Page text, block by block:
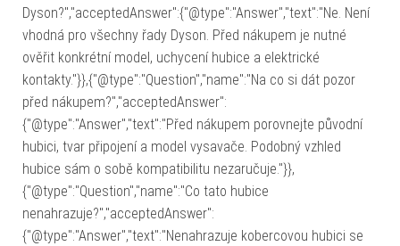
Dyson?","acceptedAnswer":{"@type":"Answer","text":"Ne. Není
vhodná pro všechny řady Dyson. Před nákupem je nutné
ověřit konkrétní model, uchycení hubice a elektrické
kontakty."}},{"@type":"Question","name":"Na co si dát pozor
před nákupem?","acceptedAnswer":
{"@type":"Answer","text":"Před nákupem porovnejte původní
hubici, tvar připojení a model vysavače. Podobný vzhled
hubice sám o sobě kompatibilitu nezaručuje."}},
{"@type":"Question","name":"Co tato hubice
nenahrazuje?","acceptedAnswer":
{"@type":"Answer","text":"Nenahrazuje kobercovou hubici se